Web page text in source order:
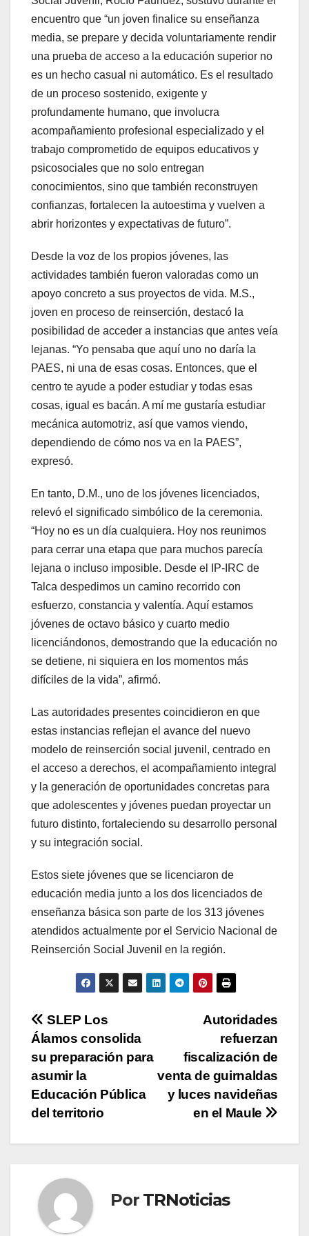
encuentro que “un joven finalice su enseñanza
media, se prepare y decida voluntariamente rendir
una prueba de acceso a la educación superior no
es un hecho casual ni automático. Es el resultado
de un proceso sostenido, exigente y
profundamente humano, que involucra
acompañamiento profesional especializado y el
trabajo comprometido de equipos educativos y
psicosociales que no solo entregan
conocimientos, sino que también reconstruyen
confianzas, fortalecen la autoestima y vuelven a
abrir horizontes y expectativas de futuro”.
Desde la voz de los propios jóvenes, las
actividades también fueron valoradas como un
apoyo concreto a sus proyectos de vida. M.S.,
joven en proceso de reinserción, destacó la
posibilidad de acceder a instancias que antes veía
lejanas. “Yo pensaba que aquí uno no daría la
PAES, ni una de esas cosas. Entonces, que el
centro te ayude a poder estudiar y todas esas
cosas, igual es bacán. A mí me gustaría estudiar
mecánica automotriz, así que vamos viendo,
dependiendo de cómo nos va en la PAES”,
expresó.
En tanto, D.M., uno de los jóvenes licenciados,
relevó el significado simbólico de la ceremonia.
“Hoy no es un día cualquiera. Hoy nos reunimos
para cerrar una etapa que para muchos parecía
lejana o incluso imposible. Desde el IP-IRC de
Talca despedimos un camino recorrido con
esfuerzo, constancia y valentía. Aquí estamos
jóvenes de octavo básico y cuarto medio
licenciándonos, demostrando que la educación no
se detiene, ni siquiera en los momentos más
difíciles de la vida”, afirmó.
Las autoridades presentes coincidieron en que
estas instancias reflejan el avance del nuevo
modelo de reinserción social juvenil, centrado en
el acceso a derechos, el acompañamiento integral
y la generación de oportunidades concretas para
que adolescentes y jóvenes puedan proyectar un
futuro distinto, fortaleciendo su desarrollo personal
y su integración social.
Estos siete jóvenes que se licenciaron de
educación media junto a los dos licenciados de
enseñanza básica son parte de los 313 jóvenes
atendidos actualmente por el Servicio Nacional de
Reinserción Social Juvenil en la región.
Navegación
de
entradas
Autoridades
refuerzan
fiscalización de
venta de guirnaldas
y luces navideñas
en el Maule
SLEP Los
Álamos consolida
su preparación para
asumir la
Educación Pública
del territorio
Por TRNoticias